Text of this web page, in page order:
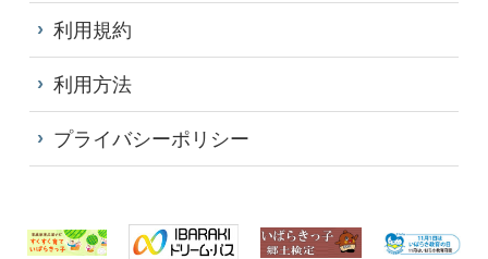
利用規約
利用方法
プライバシーポリシー